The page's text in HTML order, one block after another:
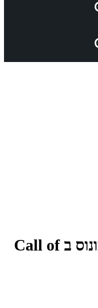
גיימפליי של מפת הבונוס ב Call of